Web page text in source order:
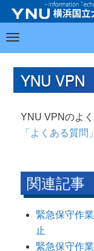
YNU VPN
YNU VPNのよ
「よくある質問」
関連記事
緊急保守作
止
緊急保守作